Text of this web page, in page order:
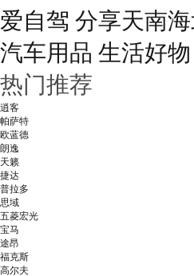
爱自驾 分享天南
汽车用品 生活好
热门推荐
逍客
帕萨特
欧蓝德
朗逸
天籁
捷达
普拉多
思域
五菱宏光
宝马
途昂
福克斯
高尔夫